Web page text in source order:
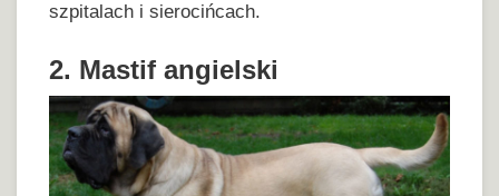
szpitalach i sierocińcach.
2. Mastif angielski